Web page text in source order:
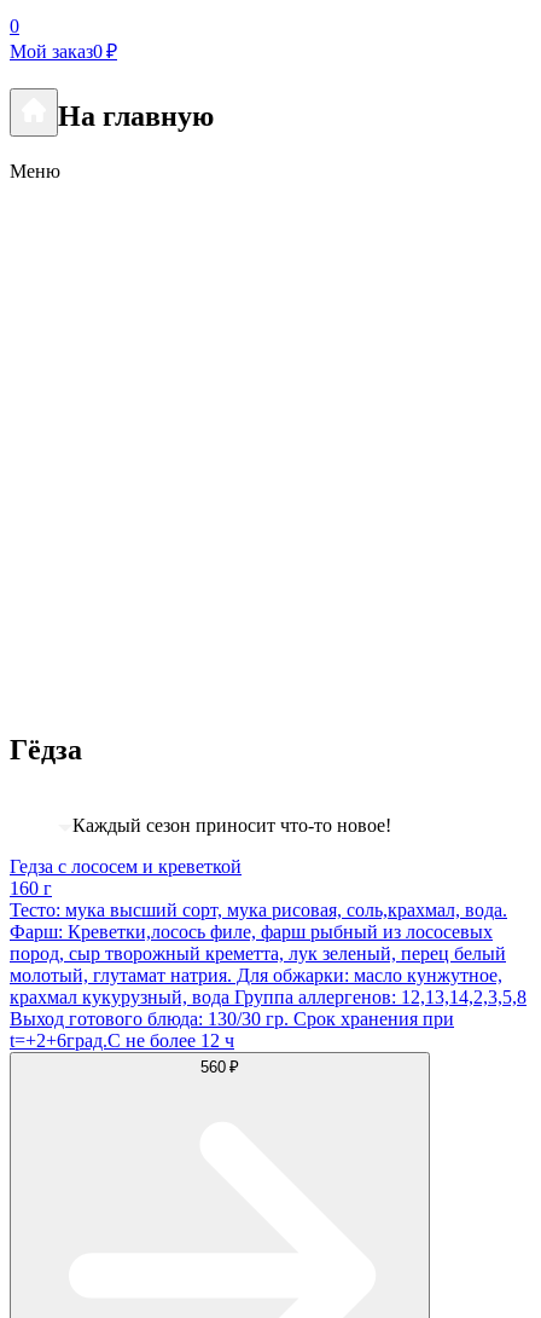
0
Мой заказ0 ₽
На главную
Меню
Гёдза
Каждый сезон приносит что-то новое!
Гедза с лососем и креветкой
160 г
Тесто: мука высший сорт, мука рисовая, соль,крахмал, вода.
Фарш: Креветки,лосось филе, фарш рыбный из лососевых
пород, сыр творожный креметта, лук зеленый, перец белый
молотый, глутамат натрия. Для обжарки: масло кунжутное,
крахмал кукурузный, вода Группа аллергенов: 12,13,14,2,3,5,8
Выход готового блюда: 130/30 гр. Срок хранения при
t=+2+6град.С не более 12 ч
560 ₽